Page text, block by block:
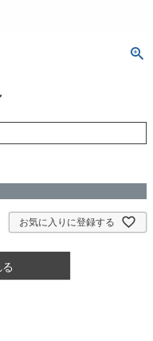
お気に入りに登録する